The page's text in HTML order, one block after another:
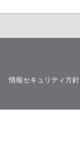
情報セキュリティ方針